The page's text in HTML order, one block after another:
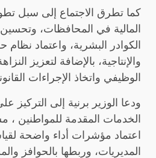
كما تطرق الاجتماع إلى سبل
المالية في المحافظات، وتحسين
الكوادر البشرية، واعتماد نظام
والإنتاجية، بالإضافة لتعزيز
الوظيفي واتخاذ الإجراءات
ودعا الوزير برنية إلى التركيز
الخدمات المقدمة للمواطنين
اعتماد مؤشرات أداء واضحة
المديريات، وربطها بالحوافز